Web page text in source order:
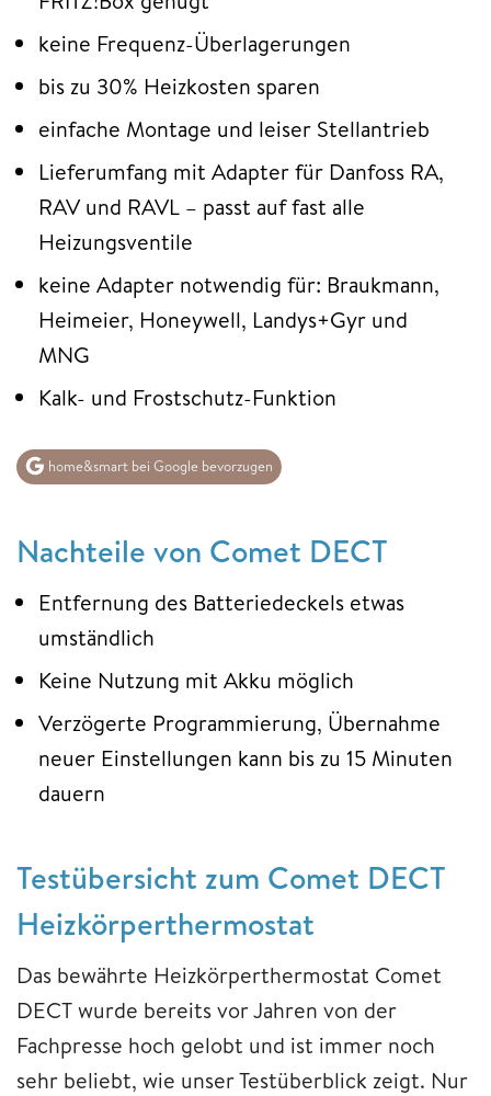
keine Frequenz-Überlagerungen
bis zu 30% Heizkosten sparen
einfache Montage und leiser Stellantrieb
Lieferumfang mit Adapter für Danfoss RA,
RAV und RAVL – passt auf fast alle
Heizungsventile
keine Adapter notwendig für: Braukmann,
Heimeier, Honeywell, Landys+Gyr und
MNG
Kalk- und Frostschutz-Funktion
home&smart bei Google bevorzugen
Nachteile von Comet DECT
Entfernung des Batteriedeckels etwas
umständlich
Keine Nutzung mit Akku möglich
Verzögerte Programmierung, Übernahme
neuer Einstellungen kann bis zu 15 Minuten
dauern
Testübersicht zum Comet DECT
Heizkörperthermostat
Das bewährte Heizkörperthermostat Comet
DECT wurde bereits vor Jahren von der
Fachpresse hoch gelobt und ist immer noch
sehr beliebt, wie unser Testüberblick zeigt. Nur